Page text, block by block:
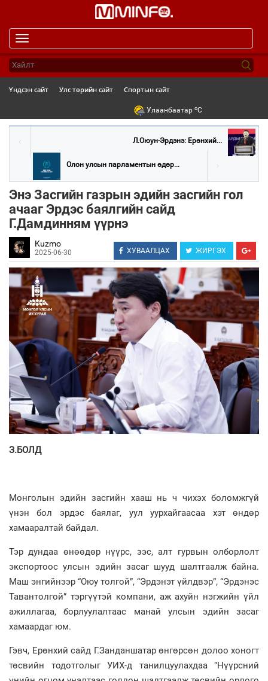
navigation
Үндсэн сайт Улс төрийн сайт Спортын сайт
Улаанбаатар oC
Л.Оюун-Эрдэнэ: Ерөнхий...
Олон улсын парламентын өдөр...
Энэ Засгийн газрын эдийн засгийн гол
ачааг Эрдэс баялгийн сайд
Г.Дамдинням үүрнэ
Kuzmo
2025-06-30 ХУВААЛЦАХ ЖИРГЭХ
З.БОЛД
Монголын эдийн засгийн хааш нь ч чихэх боломжгүй
үнэн бол эрдэс баялаг, уул уурхайгаасаа хэт өндөр
хамааралтай байдал.
Тэр дундаа өнөөдөр нүүрс, зэс, алт гурвын олборлолт
экспортоос улсын эдийн засаг шууд шалтгаалж байна.
Маш энгийнээр “Оюу толгой”, “Эрдэнэт үйлдвэр”, “Эрдэнэс
Тавантолгой” тэргүүтэй компани, аж ахуйн нэгжийн үйл
ажиллагаа, борлуулалтаас манай улсын эдийн засаг
хамаардаг юм.
Гэвч, Ерөнхий сайд Г.Занданшатар өнгөрсөн долоо хоногт
төсвийн тодотголыг УИХ-д танилцуулахдаа “Нүүрсний